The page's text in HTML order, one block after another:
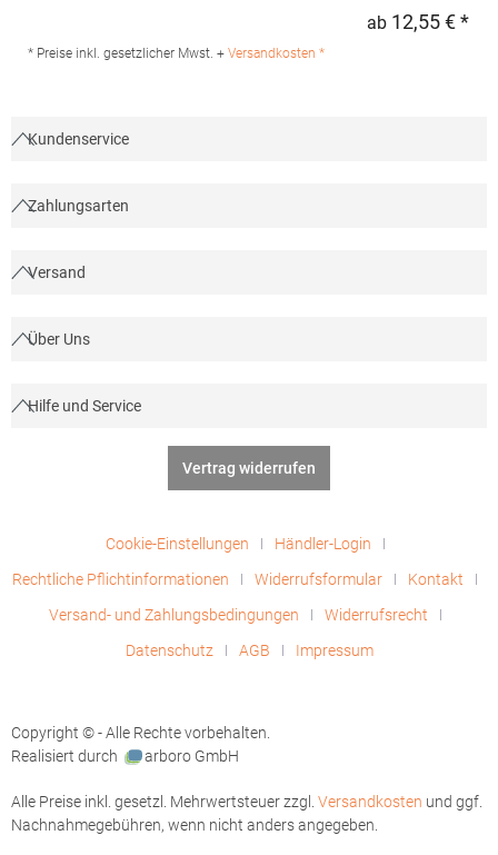
g/m²Materialzusammensetzung: 100% Baumwolle (Heather
Grey: 85% Baumwolle / 15% Viskose)Angaben zur
ab 12,55 € *
* Preise inkl. gesetzlicher Mwst. + Versandkosten *
Kundenservice
Zahlungsarten
Versand
Über Uns
Hilfe und Service
Vertrag widerrufen
Cookie-Einstellungen
Händler-Login
Rechtliche Pflichtinformationen
Widerrufsformular
Kontakt
Versand- und Zahlungsbedingungen
Widerrufsrecht
Datenschutz
AGB Impressum
Copyright © - Alle Rechte vorbehalten.
Realisiert durch
arboro GmbH
Alle Preise inkl. gesetzl. Mehrwertsteuer zzgl. Versandkosten und ggf.
Nachnahmegebühren, wenn nicht anders angegeben.